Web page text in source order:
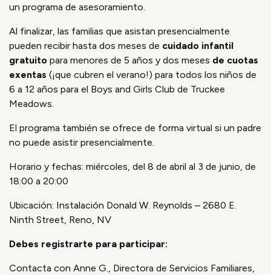
un programa de asesoramiento.
Al finalizar, las familias que asistan presencialmente
pueden recibir hasta dos meses de cuidado infantil
gratuito para menores de 5 años y dos meses de cuotas
exentas (¡que cubren el verano!) para todos los niños de
6 a 12 años para el Boys and Girls Club de Truckee
Meadows.
El programa también se ofrece de forma virtual si un padre
no puede asistir presencialmente.
Horario y fechas: miércoles, del 8 de abril al 3 de junio, de
18:00 a 20:00
Ubicación: Instalación Donald W. Reynolds – 2680 E.
Ninth Street, Reno, NV
Debes registrarte para participar:
Contacta con Anne G., Directora de Servicios Familiares,